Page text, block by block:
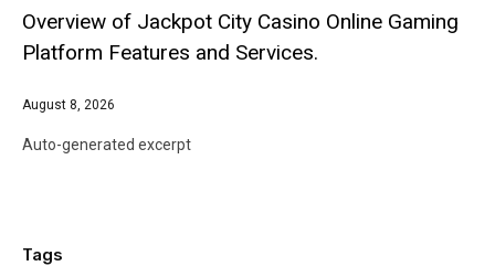
Overview of Jackpot City Casino Online Gaming
Platform Features and Services.
August 8, 2026
Auto-generated excerpt
Tags